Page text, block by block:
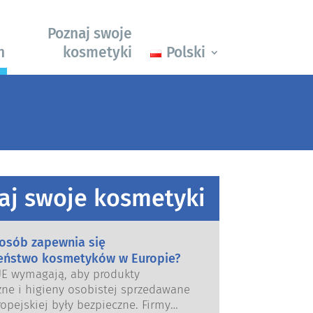
Poznaj swoje
kosmetyki
Polski
swoje kosmetyki
zapewnia się
kosmetyków w Europie?
wymagają, aby produkty
i higieny osobistej sprzedawane
były bezpieczne. Firmy